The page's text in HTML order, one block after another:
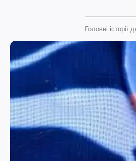
Головні історії